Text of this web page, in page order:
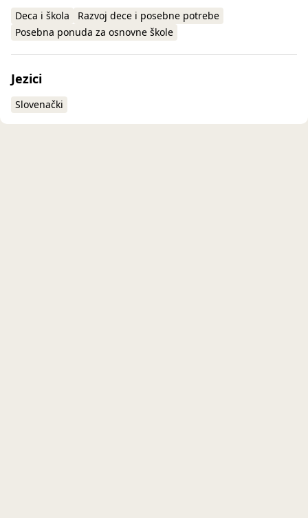
Deca i škola
Razvoj dece i posebne potrebe
Posebna ponuda za osnovne škole
Jezici
Slovenački